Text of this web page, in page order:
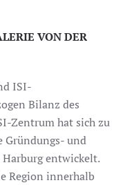
VON DER
ISI-
Bilanz des
Zentrum hat sich zu
Gründungs- und
entwickelt.
Region innerhalb